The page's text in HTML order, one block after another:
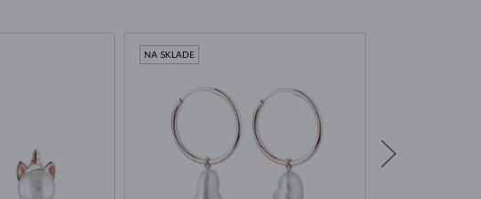
NA SKLADE